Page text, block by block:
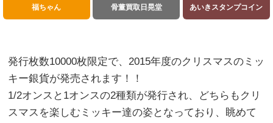
福ちゃん 骨董買取日晃堂 あいきスタンプコイン
発行枚数10000枚限定で、2015年度のクリスマスのミッ
キー銀貨が発売されます！！
1/2オンスと1オンスの2種類が発行され、どちらもクリ
スマスを楽しむミッキー達の姿となっており、眺めて